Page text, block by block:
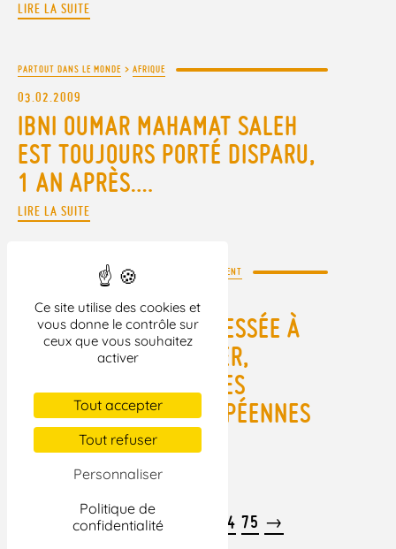
Ce site utilise des cookies et
vous donne le contrôle sur
ceux que vous souhaitez
activer
Tout accepter
Tout refuser
Personnaliser
Politique de
confidentialité
LIRE LA SUITE
PARTOUT DANS LE MONDE > AFRIQUE
03.02.2009
IBNI OUMAR MAHAMAT SALEH
EST TOUJOURS PORTÉ DISPARU,
1 AN APRÈS….
LIRE LA SUITE
PARTOUT DANS LE MONDE>MAGHREB - MOYEN-ORIENT
02.02.2009
LETTRE OUVERTE ADRESSÉE À
M. BERNARD KOUCHNER,
MINISTRE DES AFFAIRES
ÉTRANGÈRES ET EUROPÉENNES
LIRE LA SUITE
3 … 69 70 71 74 75 →